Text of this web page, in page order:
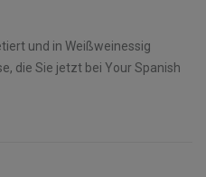
und in Weißweinessig
die Sie jetzt bei Your Spanish